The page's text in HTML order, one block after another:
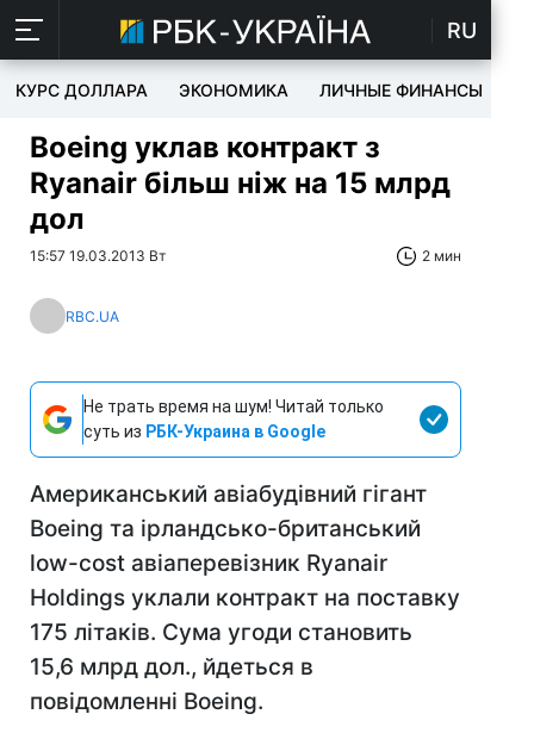
RU
КУРС ДОЛЛАРА ЭКОНОМИКА ЛИЧНЫЕ ФИНАНСЫ
Boeing уклав контракт з
Ryanair більш ніж на 15 млрд
дол
15:57 19.03.2013 Вт 2 мин
RBC.UA
Не трать время на шум! Читай только
суть из РБК-Украина в Google
Американський авіабудівний гігант
Boeing та ірландсько-британський
low-cost авіаперевізник Ryanair
Holdings уклали контракт на поставку
175 літаків. Сума угоди становить
15,6 млрд дол., йдеться в
повідомленні Boeing.